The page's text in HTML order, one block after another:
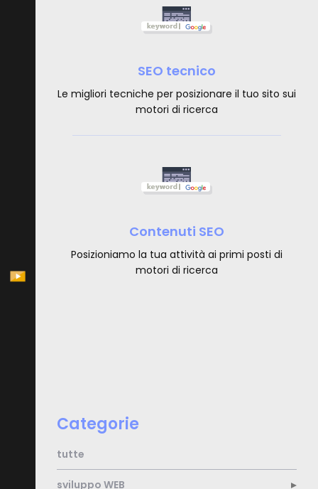
SEO tecnico
Le migliori tecniche per posizionare il tuo sito sui
motori di ricerca
Contenuti SEO
Posizioniamo la tua attività ai primi posti di
motori di ricerca
Categorie
tutte
sviluppo WEB